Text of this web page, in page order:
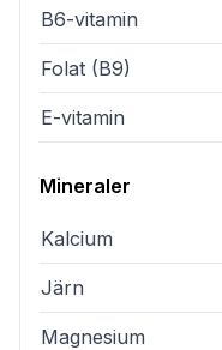
B6-vitamin
Folat (B9)
E-vitamin
Mineraler
Kalcium
Järn
Magnesium